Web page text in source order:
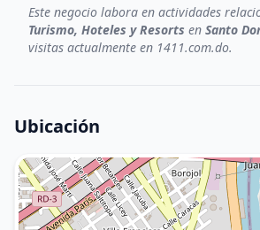
Este negocio labora en actividades
Turismo, Hoteles y Resorts en Santo
visitas actualmente en 1411.com.do.
Ubicación